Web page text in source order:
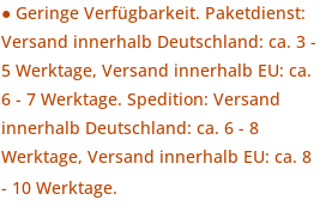
● Geringe Verfügbarkeit. Paketdienst:
Versand innerhalb Deutschland: ca. 3 -
5 Werktage, Versand innerhalb EU: ca.
6 - 7 Werktage. Spedition: Versand
innerhalb Deutschland: ca. 6 - 8
Werktage, Versand innerhalb EU: ca. 8
- 10 Werktage.